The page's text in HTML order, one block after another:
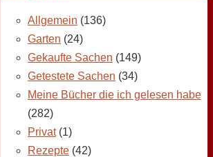
Allgemein (136)
Garten (24)
Gekaufte Sachen (149)
Getestete Sachen (34)
Meine Bücher die ich gelesen habe
(282)
Privat(1)
Rezepte (42)